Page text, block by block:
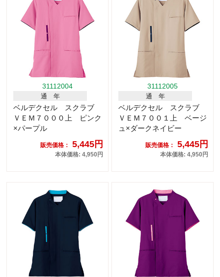
31112004
通 年
ベルデクセル スクラブ
ＶＥＭ７０００上 ピンク
×パープル
販売価格： 5,445円
本体価格: 4,950円
31112005
通 年
ベルデクセル スクラブ
ＶＥＭ７００１上 ベージ
ュ×ダークネイビー
販売価格： 5,445円
本体価格: 4,950円